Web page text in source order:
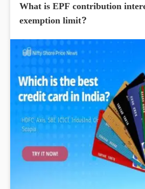
What is EPF contribution
exemption limit?